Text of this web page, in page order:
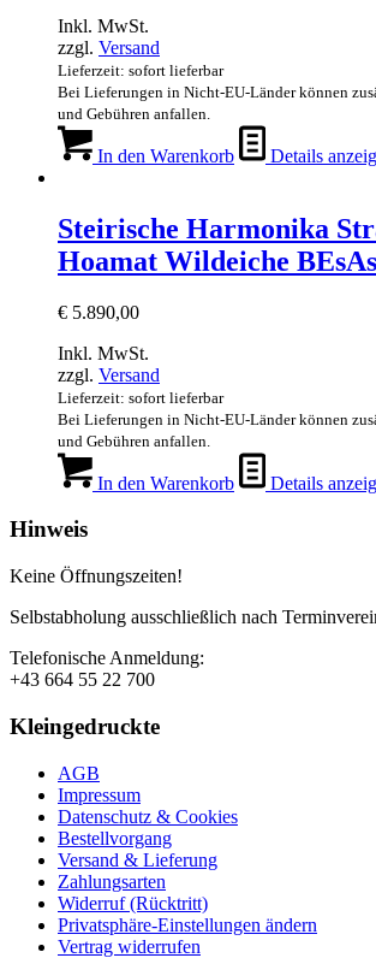
Inkl. MwSt.
zzgl. Versand
Lieferzeit: sofort lieferbar
Bei Lieferungen in Nicht-EU-Länder können
und Gebühren anfallen.
In den Warenkorb Details
Steirische Harmonika
Hoamat Wildeiche
€ 5.890,00
Inkl. MwSt.
zzgl. Versand
Lieferzeit: sofort lieferbar
Bei Lieferungen in Nicht-EU-Länder können
und Gebühren anfallen.
In den Warenkorb Details
Hinweis
Keine Öffnungszeiten!
Selbstabholung ausschließlich nach
Telefonische Anmeldung:
+43 664 55 22 700
Kleingedruckte
AGB
Impressum
Datenschutz & Cookies
Bestellvorgang
Versand & Lieferung
Zahlungsarten
Widerruf (Rücktritt)
Privatsphäre-Einstellungen ändern
Vertrag widerrufen